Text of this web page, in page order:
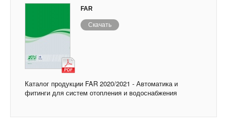
FAR
Скачать
Каталог продукции FAR 2020/2021 - Автоматика и
фитинги для систем отопления и водоснабжения